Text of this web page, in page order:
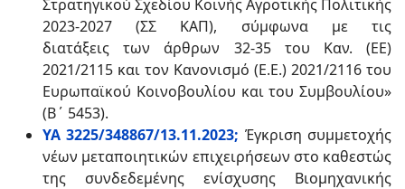
Στρατηγικού Σχεδίου Κοινής Αγροτικής Πολιτικής
2023-2027 (ΣΣ ΚΑΠ), σύμφωνα με τις
διατάξεις των άρθρων 32-35 του Καν. (ΕΕ)
2021/2115 και τον Κανονισμό (Ε.Ε.) 2021/2116 του
Ευρωπαϊκού Κοινοβουλίου και του Συμβουλίου»
(Β΄ 5453).
ΥΑ 3225/348867/13.11.2023; Έγκριση συμμετοχής
νέων μεταποιητικών επιχειρήσεων στο καθεστώς
της συνδεδεμένης ενίσχυσης Βιομηχανικής